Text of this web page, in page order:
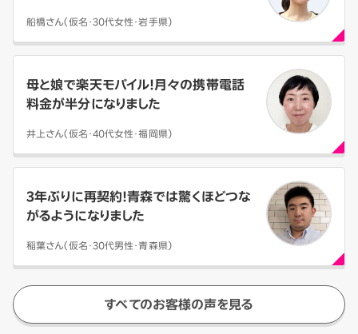
船橋さん（仮名・30代女性・岩手県）
母と娘で楽天モバイル！月々の携帯電話
料金が半分になりました
井上さん（仮名・40代女性・福岡県）
3年ぶりに再契約！青森では驚くほどつな
がるようになりました
稲葉さん（仮名・30代男性・青森県）
すべてのお客様の声を見る